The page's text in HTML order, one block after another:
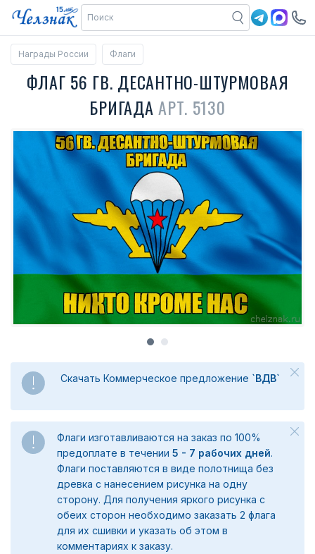
Награды России Флаги
ФЛАГ 56 ГВ. ДЕСАНТНО-ШТУРМОВАЯ
БРИГАДААРТ. 5130
Скачать Коммерческое предложение `ВДВ`
Флаги изготавливаются на заказ по 100%
предоплате в течении 5 - 7 рабочих дней.
Флаги поставляются в виде полотнища без
древка с нанесением рисунка на одну
сторону. Для получения яркого рисунка с
обеих сторон необходимо заказать 2 флага
для их сшивки и указать об этом в
комментариях к заказу.